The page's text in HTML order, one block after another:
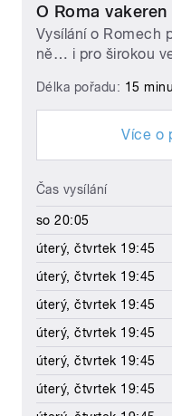
O Roma vakeren
Vysílání o Romech
ně… i pro širokou
Délka pořadu: 15
Více o
Čas vysílání
so 20:05
úterý, čtvrtek 19:45
úterý, čtvrtek 19:45
úterý, čtvrtek 19:45
úterý, čtvrtek 19:45
úterý, čtvrtek 19:45
úterý, čtvrtek 19:45